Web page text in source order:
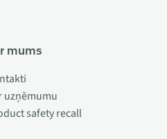
mums
uzņēmumu
safety recall